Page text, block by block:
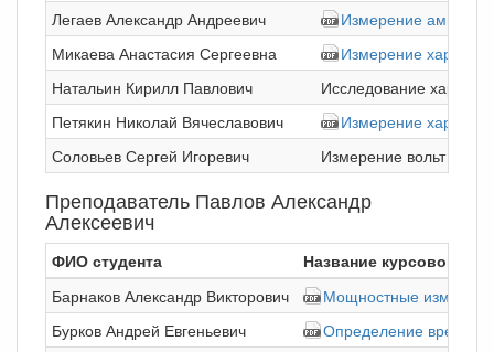
Легаев Александр Андреевич
Измерение
Микаева Анастасия Сергеевна
Измерение
Натальин Кирилл Павлович
Исследование
Петякин Николай Вячеславович
Измерение
Соловьев Сергей Игоревич
Измерение вольт
Преподаватель Павлов Александр
Алексеевич
ФИО студента
Название курсовой
Барнаков Александр Викторович
Мощностные
Бурков Андрей Евгеньевич
Определение времени